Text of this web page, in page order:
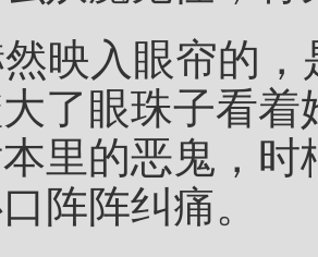
映入眼帘的
了眼珠子看着
里的恶鬼，时
阵阵纠痛。